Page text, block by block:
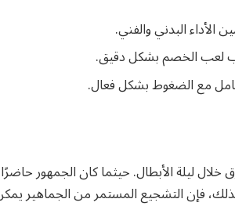
الأداء البدني والفني.
لعب الخصم بشكل دقيق.
مع الضغوط بشكل فعال.
ليلة الأبطال. حيثما كان الجمهور
فإن التشجيع المستمر من الجماهير